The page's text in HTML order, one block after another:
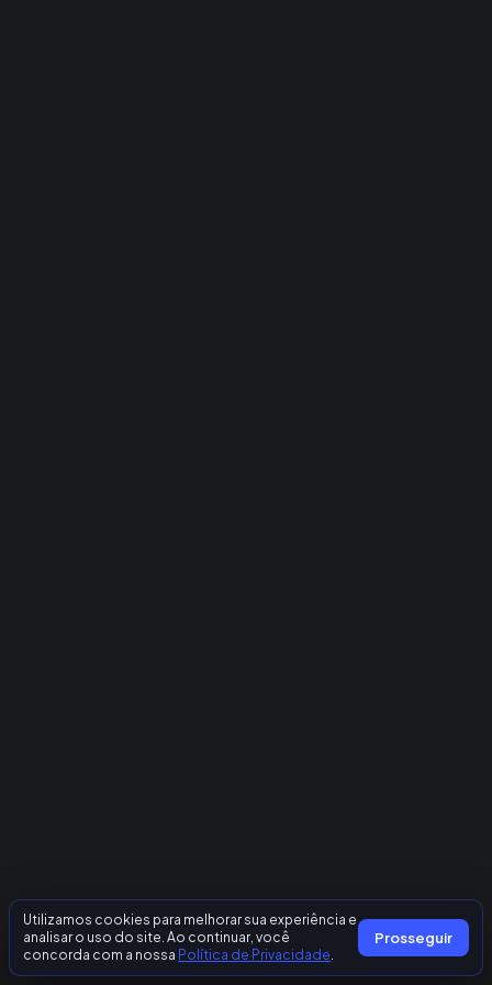
Utilizamos cookies para melhorar sua experiência e
analisar o uso do site. Ao continuar, você
concorda com a nossa Política de Privacidade.
Prosseguir